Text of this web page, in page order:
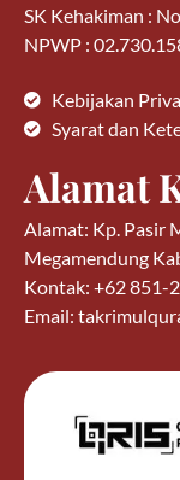
SK Kehakiman :
NPWP :
Kebijakan
Syarat dan
Alamat
Alamat: Kp. Pasir
Megamendung
Kontak: +62 851-
Email: